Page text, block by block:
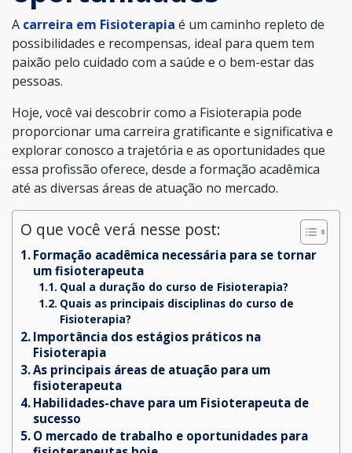
A carreira em Fisioterapia é um caminho repleto de
possibilidades e recompensas, ideal para quem tem
paixão pelo cuidado com a saúde e o bem-estar das
pessoas.
Hoje, você vai descobrir como a Fisioterapia pode
proporcionar uma carreira gratificante e significativa e
explorar conosco a trajetória e as oportunidades que
essa profissão oferece, desde a formação acadêmica
até as diversas áreas de atuação no mercado.
O que você verá nesse post:
Formação acadêmica necessária para se tornar
um fisioterapeuta
Qual a duração do curso de Fisioterapia?
Quais as principais disciplinas do curso de
Fisioterapia?
Importância dos estágios práticos na
Fisioterapia
As principais áreas de atuação para um
fisioterapeuta
Habilidades-chave para um Fisioterapeuta de
sucesso
O mercado de trabalho e oportunidades para